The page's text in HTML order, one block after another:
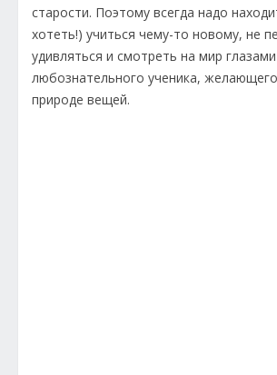
старости. Поэтому всегда надо
хотеть!) учиться чему-то новому, не
удивляться и смотреть на мир глазами
любознательного ученика,
природе вещей.